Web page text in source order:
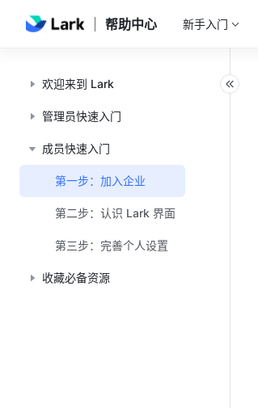
帮助中心 新手入门
欢迎来到 Lark
管理员快速入门
成员快速入门
第一步：加入企业
第二步：认识 Lark 界面
第三步：完善个人设置
收藏必备资源